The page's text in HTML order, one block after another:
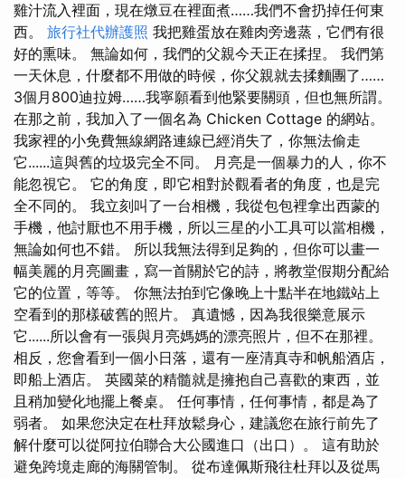
雞汁流入裡面，現在燉豆在裡面煮……我們不會扔掉任何東
西。 旅行社代辦護照 我把雞蛋放在雞肉旁邊蒸，它們有很
好的熏味。 無論如何，我們的父親今天正在揉捏。 我們第
一天休息，什麼都不用做的時候，你父親就去揉麵團了……
3個月800迪拉姆……我寧願看到他緊要關頭，但也無所謂。
在那之前，我加入了一個名為 Chicken Cottage 的網站。
我家裡的小免費無線網路連線已經消失了，你無法偷走
它......這與舊的垃圾完全不同。 月亮是一個暴力的人，你不
能忽視它。 它的角度，即它相對於觀看者的角度，也是完
全不同的。 我立刻叫了一台相機，我從包包裡拿出西蒙的
手機，他討厭也不用手機，所以三星的小工具可以當相機，
無論如何也不錯。 所以我無法得到足夠的，但你可以畫一
幅美麗的月亮圖畫，寫一首關於它的詩，將教堂假期分配給
它的位置，等等。 你無法拍到它像晚上十點半在地鐵站上
空看到的那樣破舊的照片。 真遺憾，因為我很樂意展示
它......所以會有一張與月亮媽媽的漂亮照片，但不在那裡。
相反，您會看到一個小日落，還有一座清真寺和帆船酒店，
即船上酒店。 英國菜的精髓就是擁抱自己喜歡的東西，並
且稍加變化地擺上餐桌。 任何事情，任何事情，都是為了
弱者。 如果您決定在杜拜放鬆身心，建議您在旅行前先了
解什麼可以從阿拉伯聯合大公國進口（出口）。 這有助於
避免跨境走廊的海關管制。 從布達佩斯飛往杜拜以及從馬